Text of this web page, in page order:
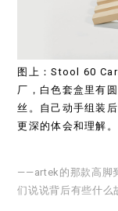
图上：Stool 60
厂，白色套盒里有
丝。自己动手组装
更深的体会和理解。
——artek的那款高脚
们说说背后有些什么